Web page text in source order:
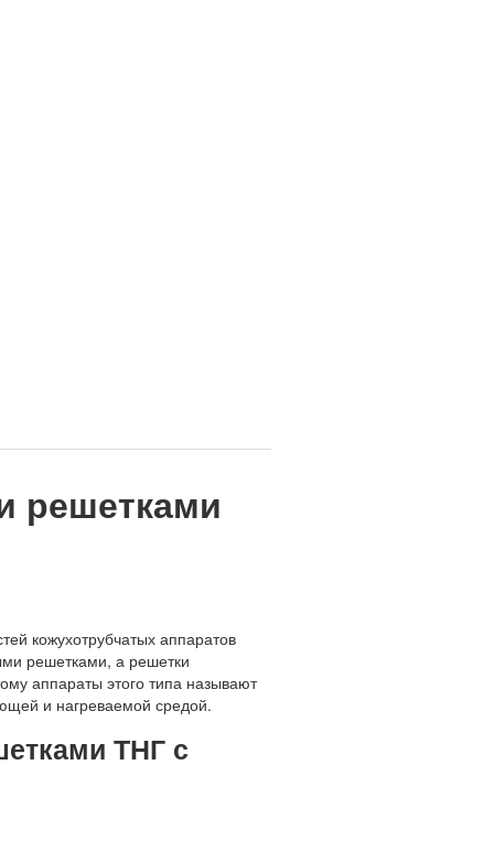
решетками
кожухотрубчатых аппаратов
решетками, а решетки
аппараты этого типа называют
и нагреваемой средой.
ТНГ с